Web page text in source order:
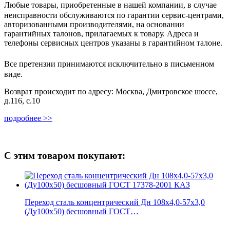
Любые товары, приобретенные в нашей компании, в случае
неисправности обслуживаются по гарантии сервис-центрами,
авторизованными производителями, на основании
гарантийных талонов, прилагаемых к товару. Адреса и
телефоны сервисных центров указаны в гарантийном талоне.
Все претензии принимаются исключительно в письменном
виде.
Возврат происходит по адресу: Москва, Дмитровское шоссе,
д.116, с.10
подробнее >>
С этим товаром покупают:
Переход сталь концентрический Дн 108х4,0-57х3,0
(Ду100х50) бесшовный ГОСТ…